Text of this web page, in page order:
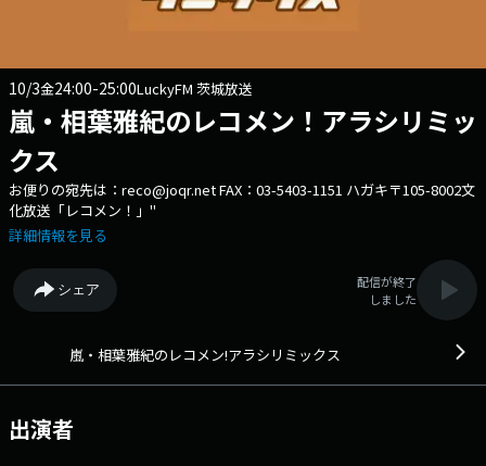
10/3金24:00-25:00LuckyFM 茨城放送
嵐・相葉雅紀のレコメン！アラシリミッ
クス
お便りの宛先は：reco@joqr.net FAX：03-5403-1151 ハガキ〒105-8002文
化放送「レコメン！」"
詳細情報を見る
シェア
配信が終了
しました
嵐・相葉雅紀のレコメン!アラシリミックス
出演者